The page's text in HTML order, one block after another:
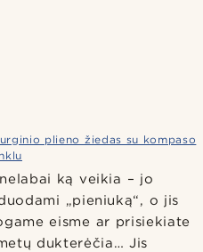
plieno žiedas su kompaso
ką veikia – jo
„pieniuką“, o jis
eisme ar prisiekiate
dukterėčia… Jis